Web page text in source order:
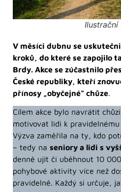
V měsíci dubnu se
kroků, do které se zapojilo
Brdy. Akce se zúčastnilo
České republiky, kteří
přínosy „obyčejné“ chůze.
Cílem akce bylo navrátit
motivovat lidi k pravidelnému
Výzva zaměřila na ty, kdo
– tedy na seniory a lidi s
denně ujít či uběhnout 10
pohybové aktivity více než
pravidelně. Každý si určuje,